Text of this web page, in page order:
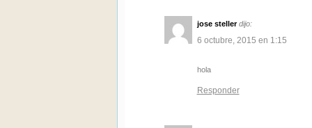
jose steller dijo:
6 octubre, 2015 en 1:15
hola
Responder